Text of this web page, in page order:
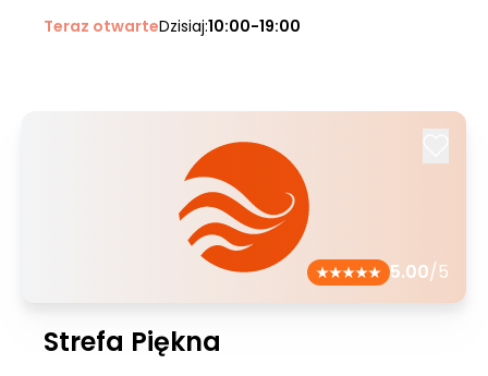
Teraz otwarteDzisiaj:10:00-19:00
5.00/5
Strefa Piękna